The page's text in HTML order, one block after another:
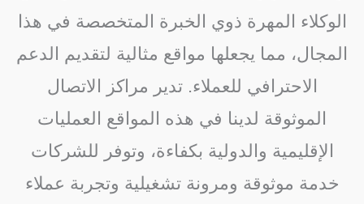
الوكلاء المهرة ذوي الخبرة المتخصصة في هذا
المجال، مما يجعلها مواقع مثالية لتقديم الدعم
الاحترافي للعملاء. تدير مراكز الاتصال
الموثوقة لدينا في هذه المواقع العمليات
الإقليمية والدولية بكفاءة، وتوفر للشركات
خدمة موثوقة ومرونة تشغيلية وتجربة عملاء